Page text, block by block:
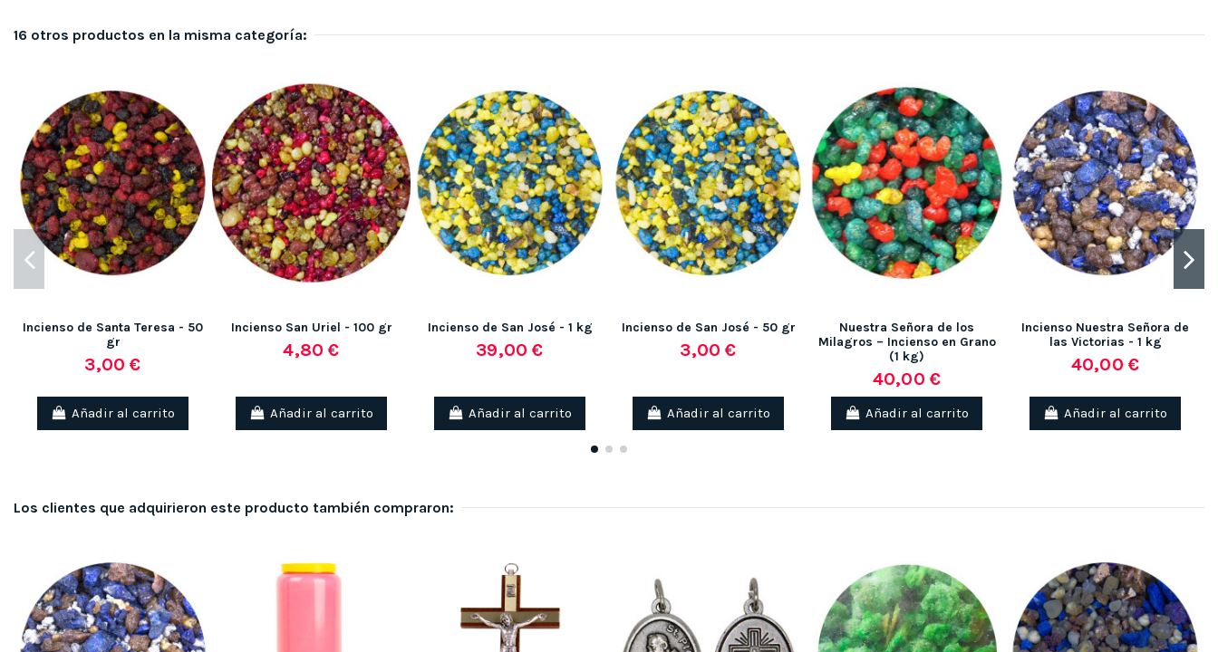
16 otros productos en la misma categoría:
Incienso de Santa Teresa - 50
gr
3,00 €
Añadir al carrito
Incienso San Uriel - 100 gr
4,80 €
Añadir al carrito
Incienso de San José - 1 kg
39,00 €
Añadir al carrito
Incienso de San José - 50 gr
3,00 €
Añadir al carrito
Nuestra Señora de los
Milagros – Incienso en Grano
(1 kg)
40,00 €
Añadir al carrito
Incienso Nuestra Señora de
las Victorias - 1 kg
40,00 €
Añadir al carrito
Los clientes que adquirieron este producto también compraron: